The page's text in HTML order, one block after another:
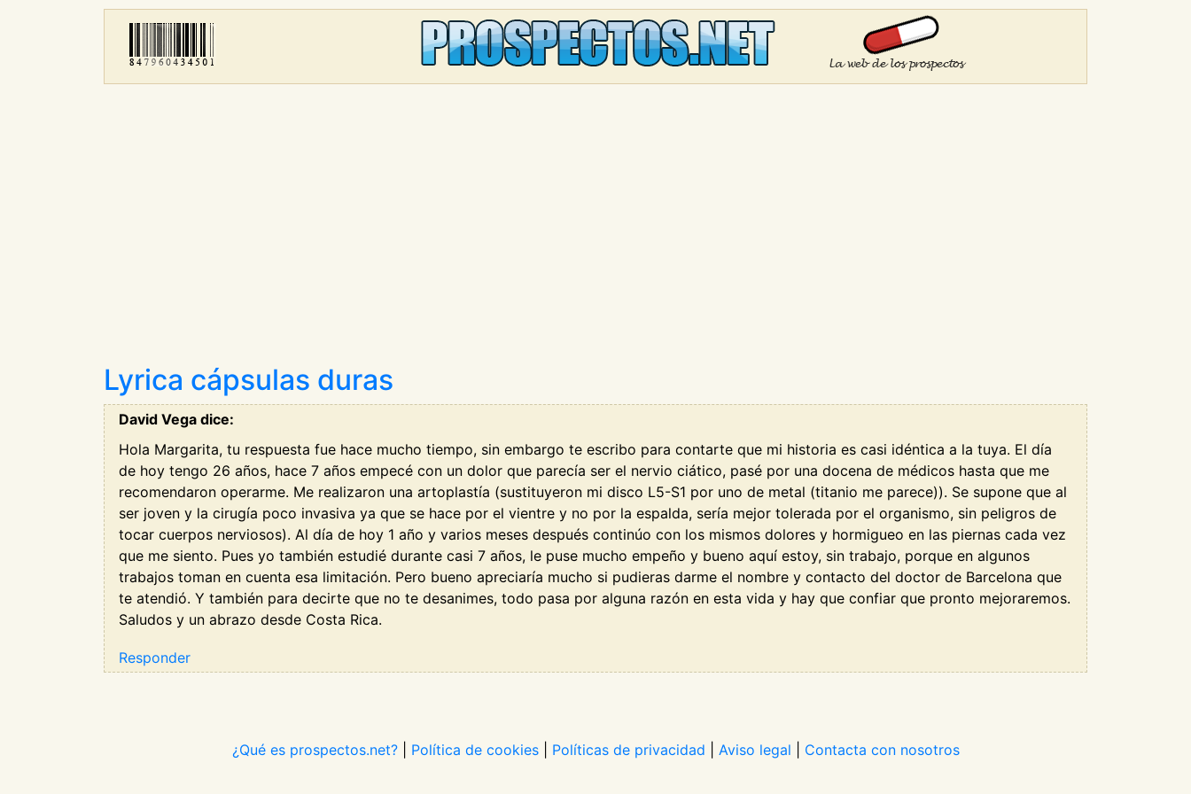
Lyrica cápsulas duras
David Vega dice:
Hola Margarita, tu respuesta fue hace mucho tiempo, sin embargo te escribo para contarte que mi historia es casi idéntica a la tuya. El día
de hoy tengo 26 años, hace 7 años empecé con un dolor que parecía ser el nervio ciático, pasé por una docena de médicos hasta que me
recomendaron operarme. Me realizaron una artoplastía (sustituyeron mi disco L5-S1 por uno de metal (titanio me parece)). Se supone que al
ser joven y la cirugía poco invasiva ya que se hace por el vientre y no por la espalda, sería mejor tolerada por el organismo, sin peligros de
tocar cuerpos nerviosos). Al día de hoy 1 año y varios meses después continúo con los mismos dolores y hormigueo en las piernas cada vez
que me siento. Pues yo también estudié durante casi 7 años, le puse mucho empeño y bueno aquí estoy, sin trabajo, porque en algunos
trabajos toman en cuenta esa limitación. Pero bueno apreciaría mucho si pudieras darme el nombre y contacto del doctor de Barcelona que
te atendió. Y también para decirte que no te desanimes, todo pasa por alguna razón en esta vida y hay que confiar que pronto mejoraremos.
Saludos y un abrazo desde Costa Rica.
Responder
¿Qué es prospectos.net?| Política de cookies| Políticas de privacidad Aviso legal Contacta con nosotros